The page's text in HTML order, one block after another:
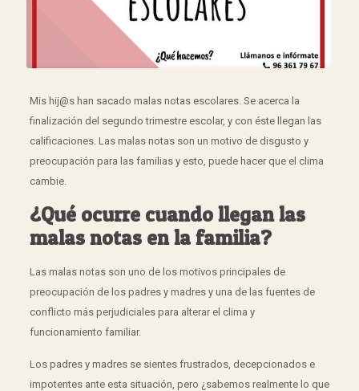
Mis hij@s han sacado malas notas escolares. Se acerca la
finalización del segundo trimestre escolar, y con éste llegan las
calificaciones. Las malas notas son un motivo de disgusto y
preocupación para las familias y esto, puede hacer que el clima
cambie.
¿Qué ocurre cuando llegan las
malas notas en la familia?
Las malas notas son uno de los motivos principales de
preocupación de los padres y madres y una de las fuentes de
conflicto más perjudiciales para alterar el clima y
funcionamiento familiar.
Los padres y madres se sientes frustrados, decepcionados e
impotentes ante esta situación, pero ¿sabemos realmente lo que